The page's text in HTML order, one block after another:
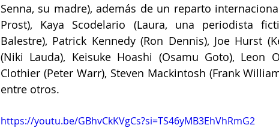
Senna, su madre), además de un reparto
Prost), Kaya Scodelario (Laura, una periodista
Balestre), Patrick Kennedy (Ron Dennis), Joe Hurst
(Niki Lauda), Keisuke Hoashi (Osamu Goto), Leon
Clothier (Peter Warr), Steven Mackintosh (Frank
entre otros.
https://youtu.be/GBhvCkKVgCs?si=TS46yMB3EhVhRmG2